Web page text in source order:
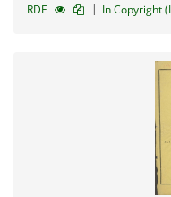
RDF | In Copyright